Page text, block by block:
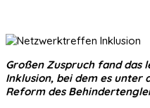
Großen Zuspruch fand
Inklusion, bei dem es unter
Reform des